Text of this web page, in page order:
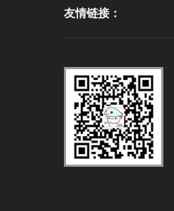
友情链接：